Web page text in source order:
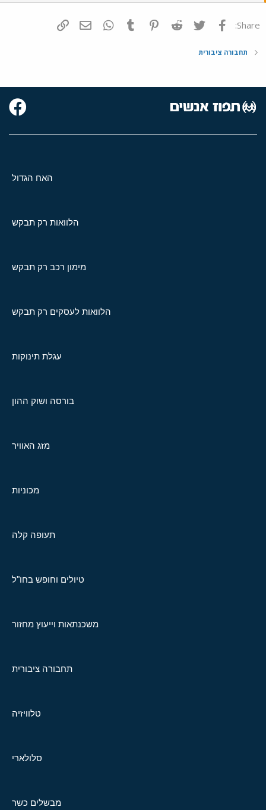
Share: פייסבוק Twitter
Reddit
Pinterest
Tumblr
WhatsAppדואר אלקטרוני
תחבורה ציבורית
האח הגדול
הלוואות רק תבקש
מימון רכב רק תבקש
הלוואות לעסקים רק תבקש
עגלת תינוקות
בורסה ושוק ההון
מזג האוויר
מכוניות
תעופה קלה
טיולים וחופש בחו"ל
משכנתאות וייעוץ מחזור
תחבורה ציבורית
טלוויזיה
סלולארי
מבשלים כשר